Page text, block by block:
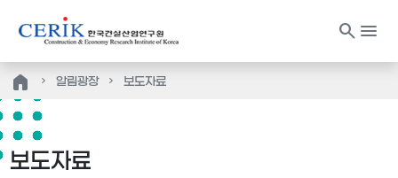
search menu
home 알림광장 보도자료
보도자료